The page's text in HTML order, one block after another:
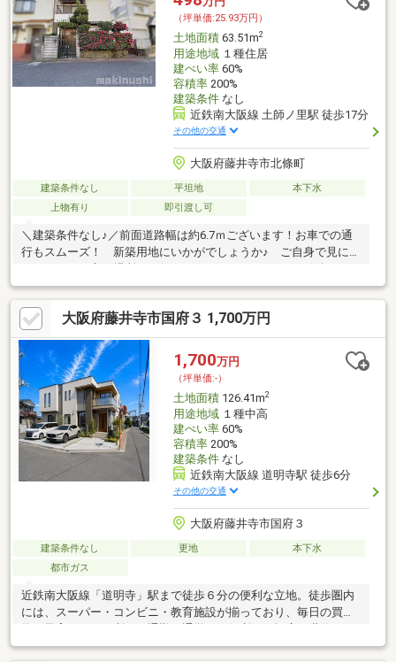
（坪単価:25.93万円）
土地面積63.51m2
用途地域１種住居
建ぺい率60%
容積率200%
建築条件なし
近鉄南大阪線 土師ノ里駅 徒歩17分
その他の交通
大阪府藤井寺市北條町
建築条件なし 平坦地
本下水
上物有り
即引渡し可
＼建築条件なし♪／前面道路幅は約6.7ｍございます！お車での通
行もスムーズ！ 新築用地にいかがでしょうか♪ ご自身で見に行
きたいという方は場所をお伝えさせていただきます！お気軽にお
問い合わせませ＾＾
大阪府藤井寺市国府３ 1,700万円
1,700万円
（坪単価:-）
土地面積126.41m2
用途地域１種中高
建ぺい率60%
容積率200%
建築条件なし
近鉄南大阪線 道明寺駅 徒歩6分
その他の交通
大阪府藤井寺市国府３
建築条件なし 更地
本下水
都市ガス
近鉄南大阪線「道明寺」駅まで徒歩６分の便利な立地。徒歩圏内
には、スーパー・コンビニ・教育施設が揃っており、毎日の買い
物や子育てにも便利で、通勤・通学にも便利で、幅広い世代にも
おすすめできる好立地です！